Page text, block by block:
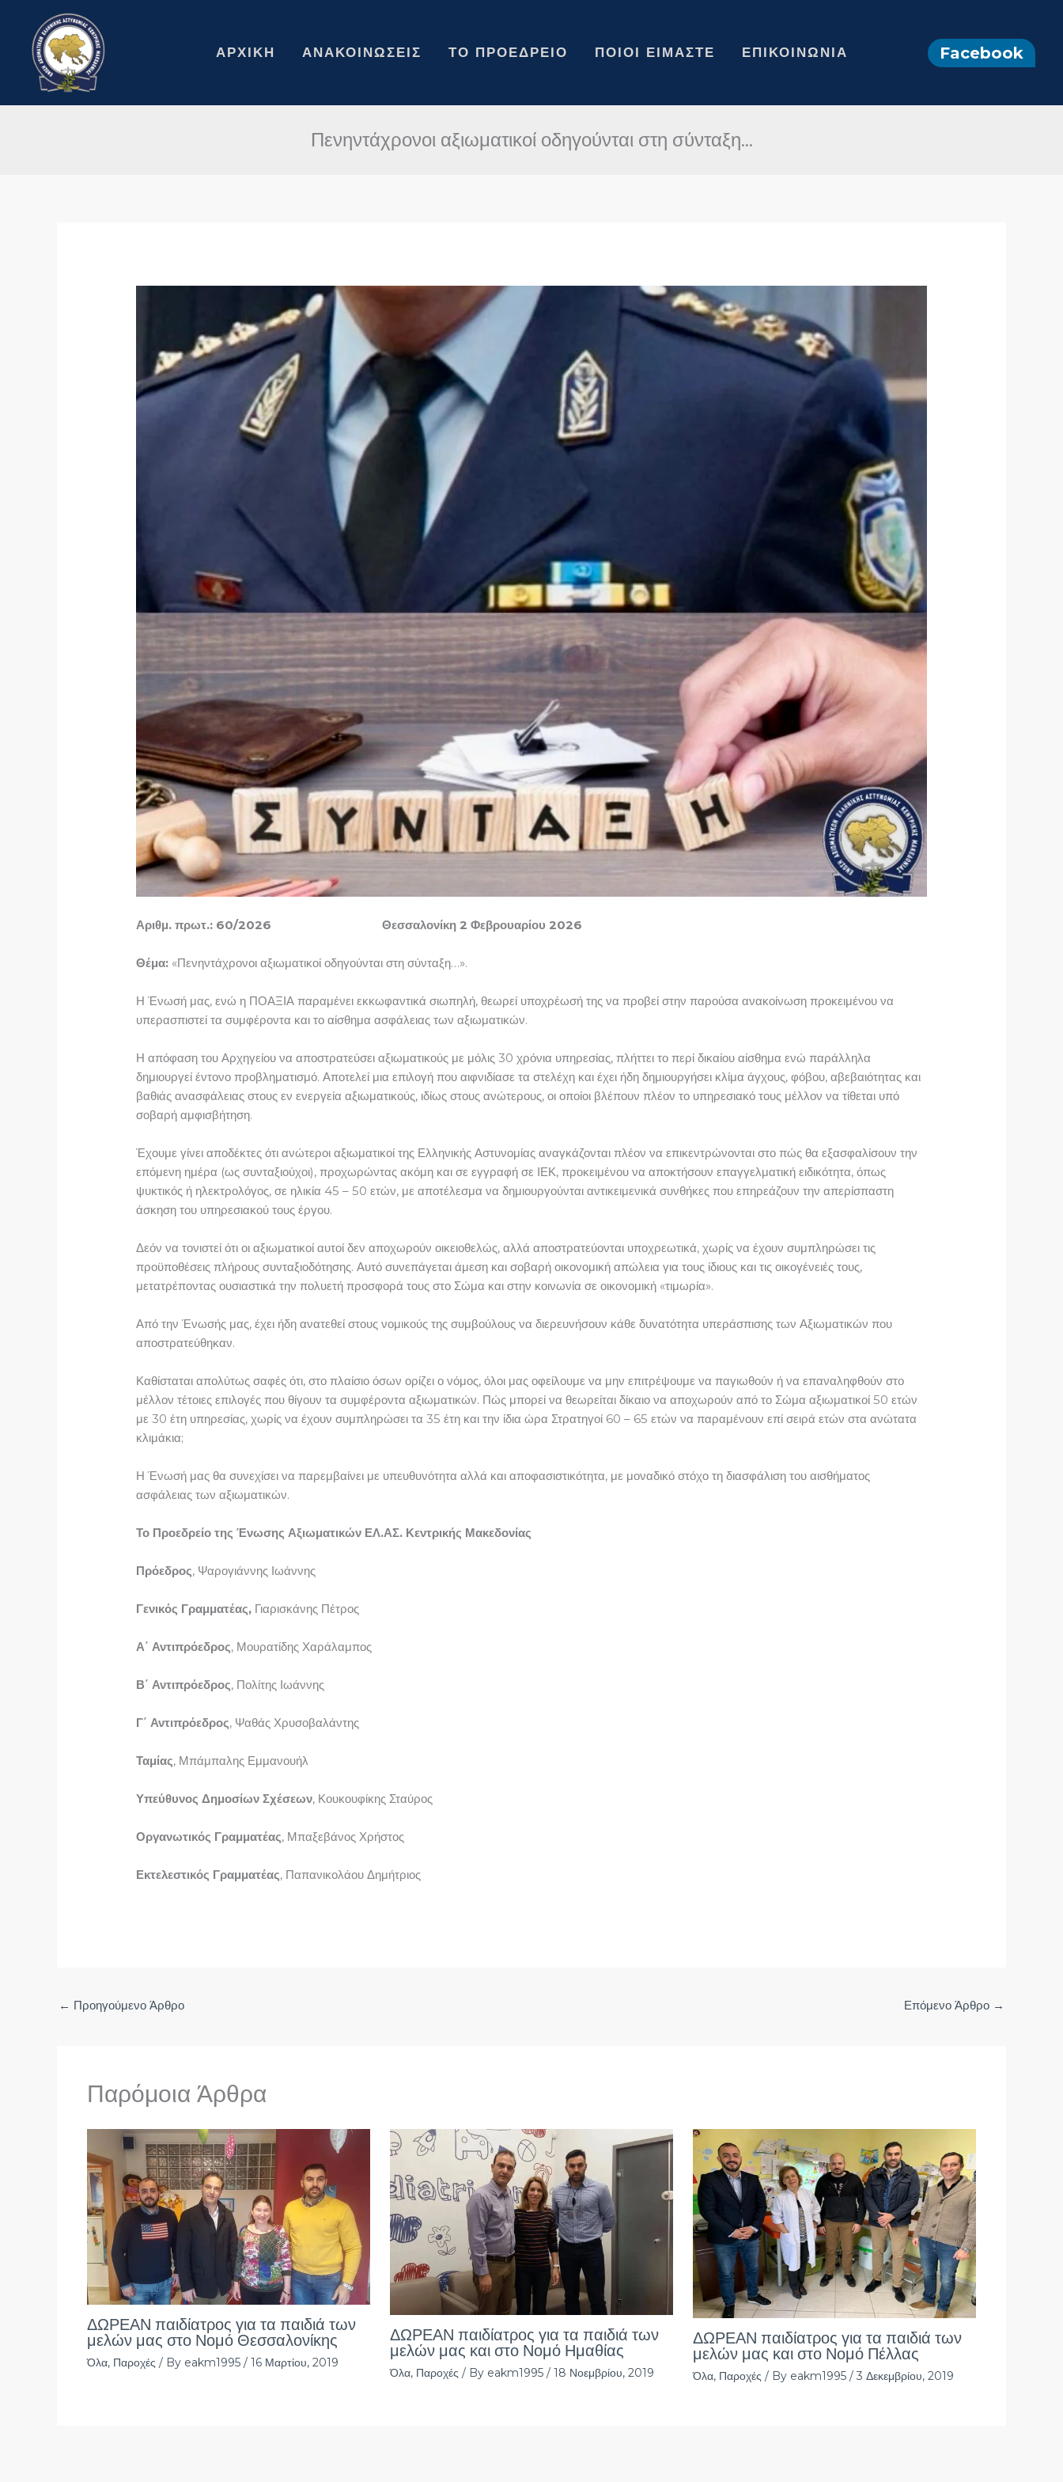
περιεχόμενο
ΑΡΧΙΚΉ ΑΝΑΚΟΙΝΏΣΕΙΣ ΤΟ ΠΡΟΕΔΡΕΊΟ ΠΟΙΟΙ ΕΊΜΑΣΤΕ ΕΠΙΚΟΙΝΩΝΊΑ Facebook
Πενηντάχρονοι αξιωματικοί οδηγούνται στη σύνταξη…
Αριθμ. πρωτ.: 60/2026 Θεσσαλονίκη 2 Φεβρουαρίου 2026
Θέμα: «Πενηντάχρονοι αξιωματικοί οδηγούνται στη σύνταξη…».
Η Ένωσή μας, ενώ η ΠΟΑΞΙΑ παραμένει εκκωφαντικά σιωπηλή, θεωρεί υποχρέωσή της να προβεί στην παρούσα ανακοίνωση προκειμένου να
υπερασπιστεί τα συμφέροντα και το αίσθημα ασφάλειας των αξιωματικών.
Η απόφαση του Αρχηγείου να αποστρατεύσει αξιωματικούς με μόλις 30 χρόνια υπηρεσίας, πλήττει το περί δικαίου αίσθημα ενώ παράλληλα
δημιουργεί έντονο προβληματισμό. Αποτελεί μια επιλογή που αιφνιδίασε τα στελέχη και έχει ήδη δημιουργήσει κλίμα άγχους, φόβου, αβεβαιότητας και
βαθιάς ανασφάλειας στους εν ενεργεία αξιωματικούς, ιδίως στους ανώτερους, οι οποίοι βλέπουν πλέον το υπηρεσιακό τους μέλλον να τίθεται υπό
σοβαρή αμφισβήτηση.
Έχουμε γίνει αποδέκτες ότι ανώτεροι αξιωματικοί της Ελληνικής Αστυνομίας αναγκάζονται πλέον να επικεντρώνονται στο πώς θα εξασφαλίσουν την
επόμενη ημέρα (ως συνταξιούχοι), προχωρώντας ακόμη και σε εγγραφή σε ΙΕΚ, προκειμένου να αποκτήσουν επαγγελματική ειδικότητα, όπως
ψυκτικός ή ηλεκτρολόγος, σε ηλικία 45 – 50 ετών, με αποτέλεσμα να δημιουργούνται αντικειμενικά συνθήκες που επηρεάζουν την απερίσπαστη
άσκηση του υπηρεσιακού τους έργου.
Δεόν να τονιστεί ότι οι αξιωματικοί αυτοί δεν αποχωρούν οικειοθελώς, αλλά αποστρατεύονται υποχρεωτικά, χωρίς να έχουν συμπληρώσει τις
προϋποθέσεις πλήρους συνταξιοδότησης. Αυτό συνεπάγεται άμεση και σοβαρή οικονομική απώλεια για τους ίδιους και τις οικογένειές τους,
μετατρέποντας ουσιαστικά την πολυετή προσφορά τους στο Σώμα και στην κοινωνία σε οικονομική «τιμωρία».
Από την Ένωσής μας, έχει ήδη ανατεθεί στους νομικούς της συμβούλους να διερευνήσουν κάθε δυνατότητα υπεράσπισης των Αξιωματικών που
αποστρατεύθηκαν.
Καθίσταται απολύτως σαφές ότι, στο πλαίσιο όσων ορίζει ο νόμος, όλοι μας οφείλουμε να μην επιτρέψουμε να παγιωθούν ή να επαναληφθούν στο
μέλλον τέτοιες επιλογές που θίγουν τα συμφέροντα αξιωματικών. Πώς μπορεί να θεωρείται δίκαιο να αποχωρούν από το Σώμα αξιωματικοί 50 ετών
με 30 έτη υπηρεσίας, χωρίς να έχουν συμπληρώσει τα 35 έτη και την ίδια ώρα Στρατηγοί 60 – 65 ετών να παραμένουν επί σειρά ετών στα ανώτατα
κλιμάκια;
Η Ένωσή μας θα συνεχίσει να παρεμβαίνει με υπευθυνότητα αλλά και αποφασιστικότητα, με μοναδικό στόχο τη διασφάλιση του αισθήματος
ασφάλειας των αξιωματικών.
Το Προεδρείο της Ένωσης Αξιωματικών ΕΛ.ΑΣ. Κεντρικής Μακεδονίας
Πρόεδρος, Ψαρογιάννης Ιωάννης
Γενικός Γραμματέας, Γιαρισκάνης Πέτρος
Α΄ Αντιπρόεδρος, Μουρατίδης Χαράλαμπος
Β΄ Αντιπρόεδρος, Πολίτης Ιωάννης
Γ΄ Αντιπρόεδρος, Ψαθάς Χρυσοβαλάντης
Ταμίας, Μπάμπαλης Εμμανουήλ
Υπεύθυνος Δημοσίων Σχέσεων, Κουκουφίκης Σταύρος
Οργανωτικός Γραμματέας, Μπαξεβάνος Χρήστος
Εκτελεστικός Γραμματέας, Παπανικολάου Δημήτριος
← Προηγούμενο Άρθρο Επόμενο Άρθρο →
Παρόμοια Άρθρα
ΔΩΡΕΑΝ παιδίατρος για τα παιδιά των
μελών μας στο Νομό Θεσσαλονίκης
Όλα, Παροχές / By eakm1995 / 16 Μαρτίου, 2019
ΔΩΡΕΑΝ παιδίατρος για τα παιδιά των
μελών μας και στο Νομό Ημαθίας
Όλα, Παροχές / By eakm1995 / 18 Νοεμβρίου, 2019
ΔΩΡΕΑΝ παιδίατρος για τα παιδιά των
μελών μας και στο Νομό Πέλλας
Όλα, Παροχές / By eakm1995/3 Δεκεμβρίου, 2019